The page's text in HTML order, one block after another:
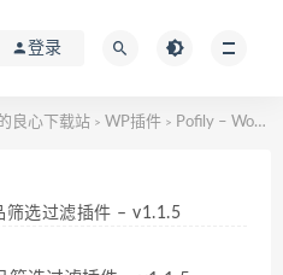
登录
良心下载站 > WP插件 > Pofily – Woocommerce 商品筛选过滤插件 – v1.1.5
选过滤插件 – v1.1.5